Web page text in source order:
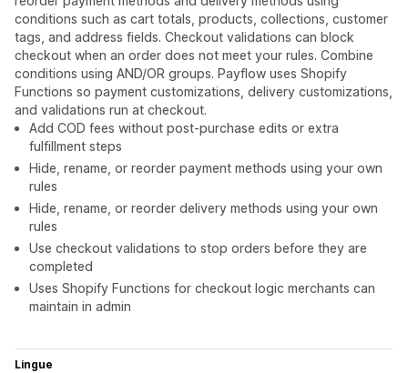
conditions such as cart totals, products, collections, customer
tags, and address fields. Checkout validations can block
checkout when an order does not meet your rules. Combine
conditions using AND/OR groups. Payflow uses Shopify
Functions so payment customizations, delivery customizations,
and validations run at checkout.
Add COD fees without post-purchase edits or extra
fulfillment steps
Hide, rename, or reorder payment methods using your own
rules
Hide, rename, or reorder delivery methods using your own
rules
Use checkout validations to stop orders before they are
completed
Uses Shopify Functions for checkout logic merchants can
maintain in admin
Lingue